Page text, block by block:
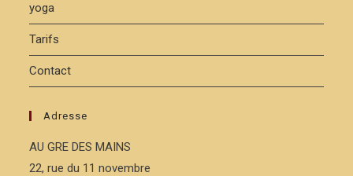
yoga
Tarifs
Contact
Adresse
AU GRE DES MAINS
22, rue du 11 novembre